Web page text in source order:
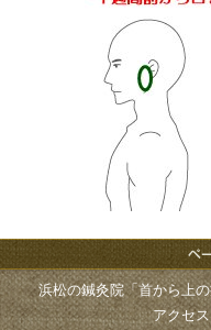
浜松の鍼灸院「首から上
アクセス